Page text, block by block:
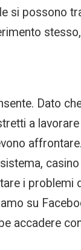
si possono
Dato
a
i problemi
su
accadere